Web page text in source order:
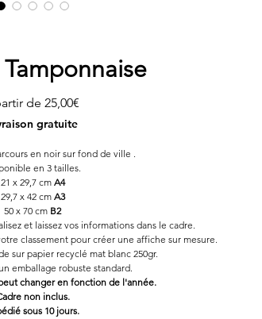
de 25,00€
gratuite
en noir sur fond de ville .
en 3 tailles.
21 x 29,7 cm A4
29,7 x 42 cm A3
50 x 70 cm B2
et laissez vos informations dans le cadre.
classement pour créer une affiche sur mesure.
sur papier recyclé mat blanc 250gr.
emballage robuste standard.
changer en fonction de l'année.
non inclus.
sous 10 jours.